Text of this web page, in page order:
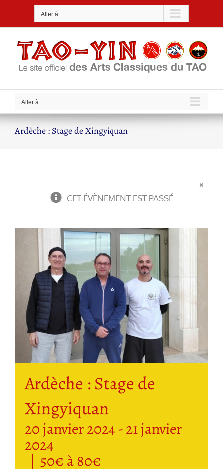
Aller à...
Aller à...
Ardèche : Stage de Xingyiquan
CET ÉVÈNEMENT EST PASSÉ
×
Ardèche : Stage de
Xingyiquan
20 janvier 2024 -21 janvier
2024
| 50€ à 80€